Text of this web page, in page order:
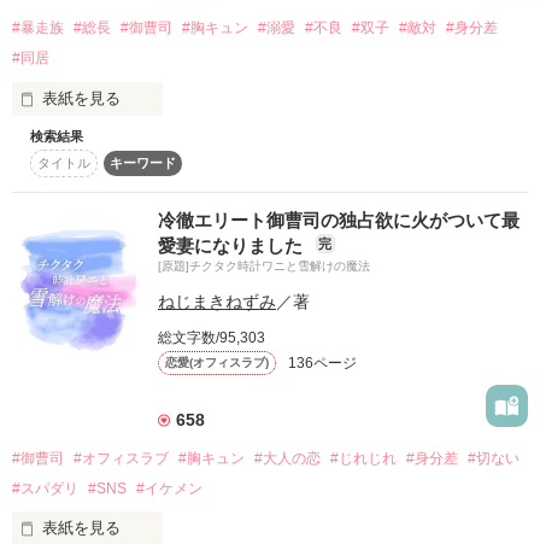
作品を読む
───また好きに、なってしまいました。
＼初恋相手にドロ甘に溺愛される危険生活／
誤字などがあったらお知らせください！（ないようにしっかり
と確認します…！）
執筆開始  2024 1/31〜
3/28 完結
全ページ公開     3/30
読者数2000人突破！(2024/6/20)
読者数3000人突破！(2025/4/3)
＊ レビュー御礼 ＊
みつば様
こち様
素敵なレビュー本当にありがとうございます ;  ;
作品を読む
─Mito Kaima─
『オジョーサマってさ。
そんな寂しい目、してんだ』
ボロボロだった
私の命と心を救ってくれた、
それは正反対を生きる男の子。
盗賊なんかじゃない。
あなたはたったひとりの、私の王子様。
「そんなに外に出たいなら、
「ゲームの目的は、“相手の心を落とす”こと。
自分に対して恋愛感情を抱かせたほうの勝ちだ」
青波結花（17）
－あおなみ ゆいか－
カジノで はたらく高校2年生
×
國帝（20）
－くに みかど－
ダウナーなカジノ支配人
「あのぉ…帝さん」
#暴走族 #総長 #御曹司 #胸キュン #溺愛 #不良 #双子 #敵対 #身分差
#同居
表紙を見る
はじまりは、――そんなささいなひと言だった。
「入れ替わっちゃおうよ♪」
他校に通う、顔がそっくりな双子の妹の提案で
入れ替わってそれぞれの学校に行ってみようと。
だけど、替え玉として通うこととなった麗帝学園は、
「なんでわたしが…こんなことに!?」
不運続きのアンラッキーガール
検索結果
タイトル
キーワード
冷徹エリート御曹司の独占欲に火がついて最
愛妻になりました
完
[原題]チクタク時計ワニと雪解けの魔法
ねじまきねずみ ／著
総文字数/95,303
恋愛(オフィスラブ) 136ページ
658
#御曹司 #オフィスラブ #胸キュン #大人の恋 #じれじれ #身分差
#切ない
#スパダリ
#SNS #イケメン
表紙を見る